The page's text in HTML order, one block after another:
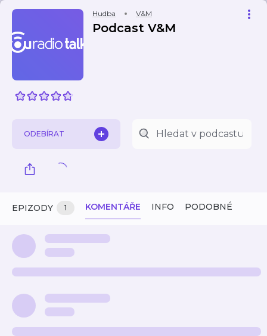
Hudba V&M
Podcast V&M
ODEBÍRAT
EPIZODY 1 KOMENTÁŘE INFO PODOBNÉ